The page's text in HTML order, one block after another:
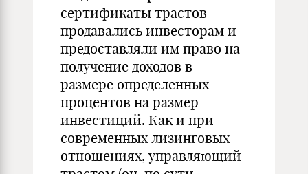
сертификаты трастов
продавались инвесторам и
предоставляли им право на
получение доходов в
размере определенных
процентов на размер
инвестиций. Как и при
современных лизинговых
отношениях, управляющий